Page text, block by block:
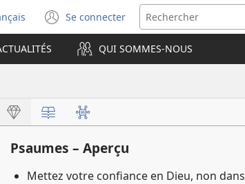
Se connecter
(ouvre
une
nouvelle
fenêtre)
QUI SOMMES-NOUS
Psaumes – Aperçu
Mettez votre confiance en Dieu, non